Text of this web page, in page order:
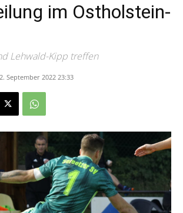
im Ostholstein-
Lehwald-Kipp treffen
2. September 2022 23:33